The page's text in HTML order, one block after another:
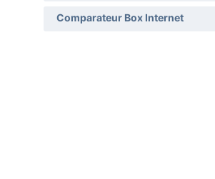
Comparateur Box Internet